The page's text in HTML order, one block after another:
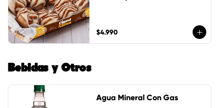
$4.990
Bebidas y Otros
Agua Mineral Con Gas